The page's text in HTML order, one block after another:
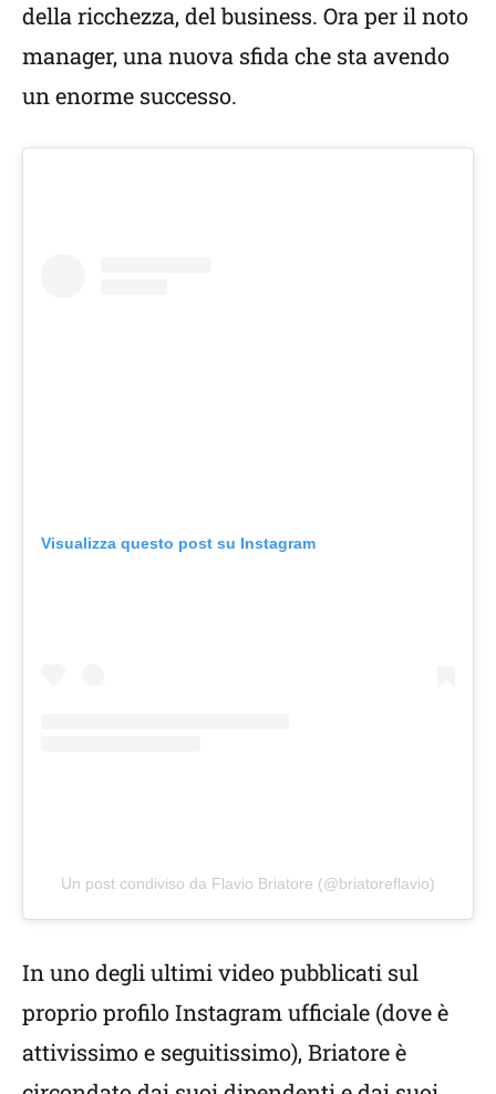
della ricchezza, del business. Ora per il noto
manager, una nuova sfida che sta avendo
un enorme successo.
Visualizza questo post su Instagram
Un post condiviso da Flavio Briatore (@briatoreflavio)
In uno degli ultimi video pubblicati sul
proprio profilo Instagram ufficiale (dove è
attivissimo e seguitissimo), Briatore è